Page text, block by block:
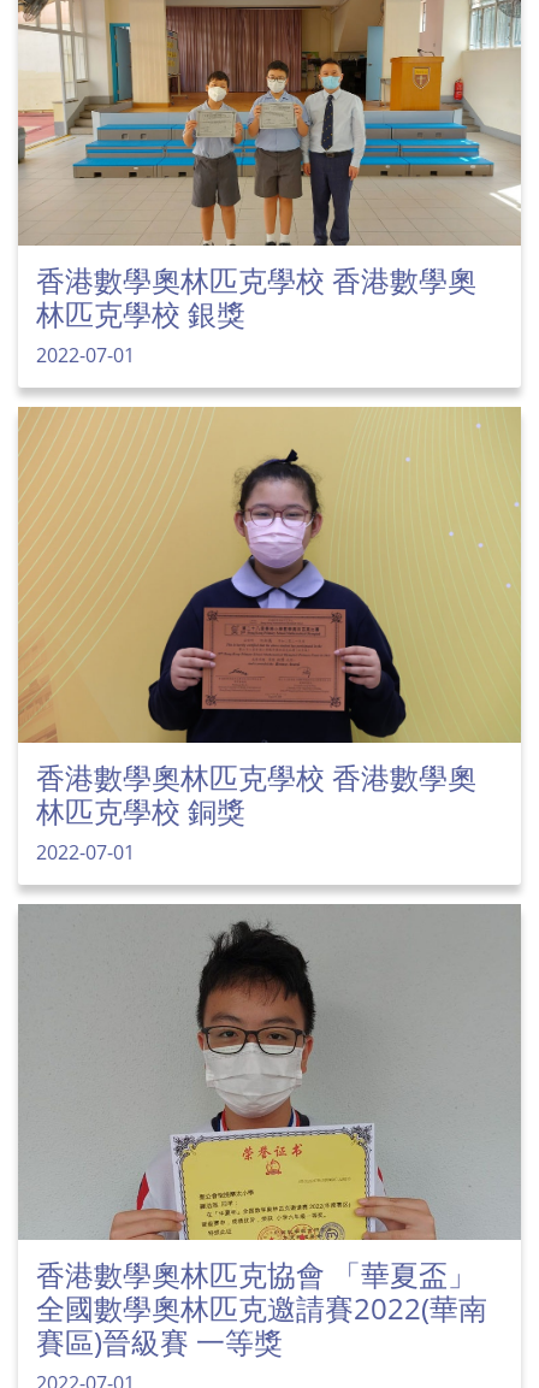
香港數學奧林匹克學校 香港數學奧
林匹克學校 銀獎
2022-07-01
香港數學奧林匹克學校 香港數學奧
林匹克學校 銅獎
2022-07-01
香港數學奧林匹克協會 「華夏盃」
全國數學奧林匹克邀請賽2022(華南
賽區)晉級賽 一等獎
2022-07-01